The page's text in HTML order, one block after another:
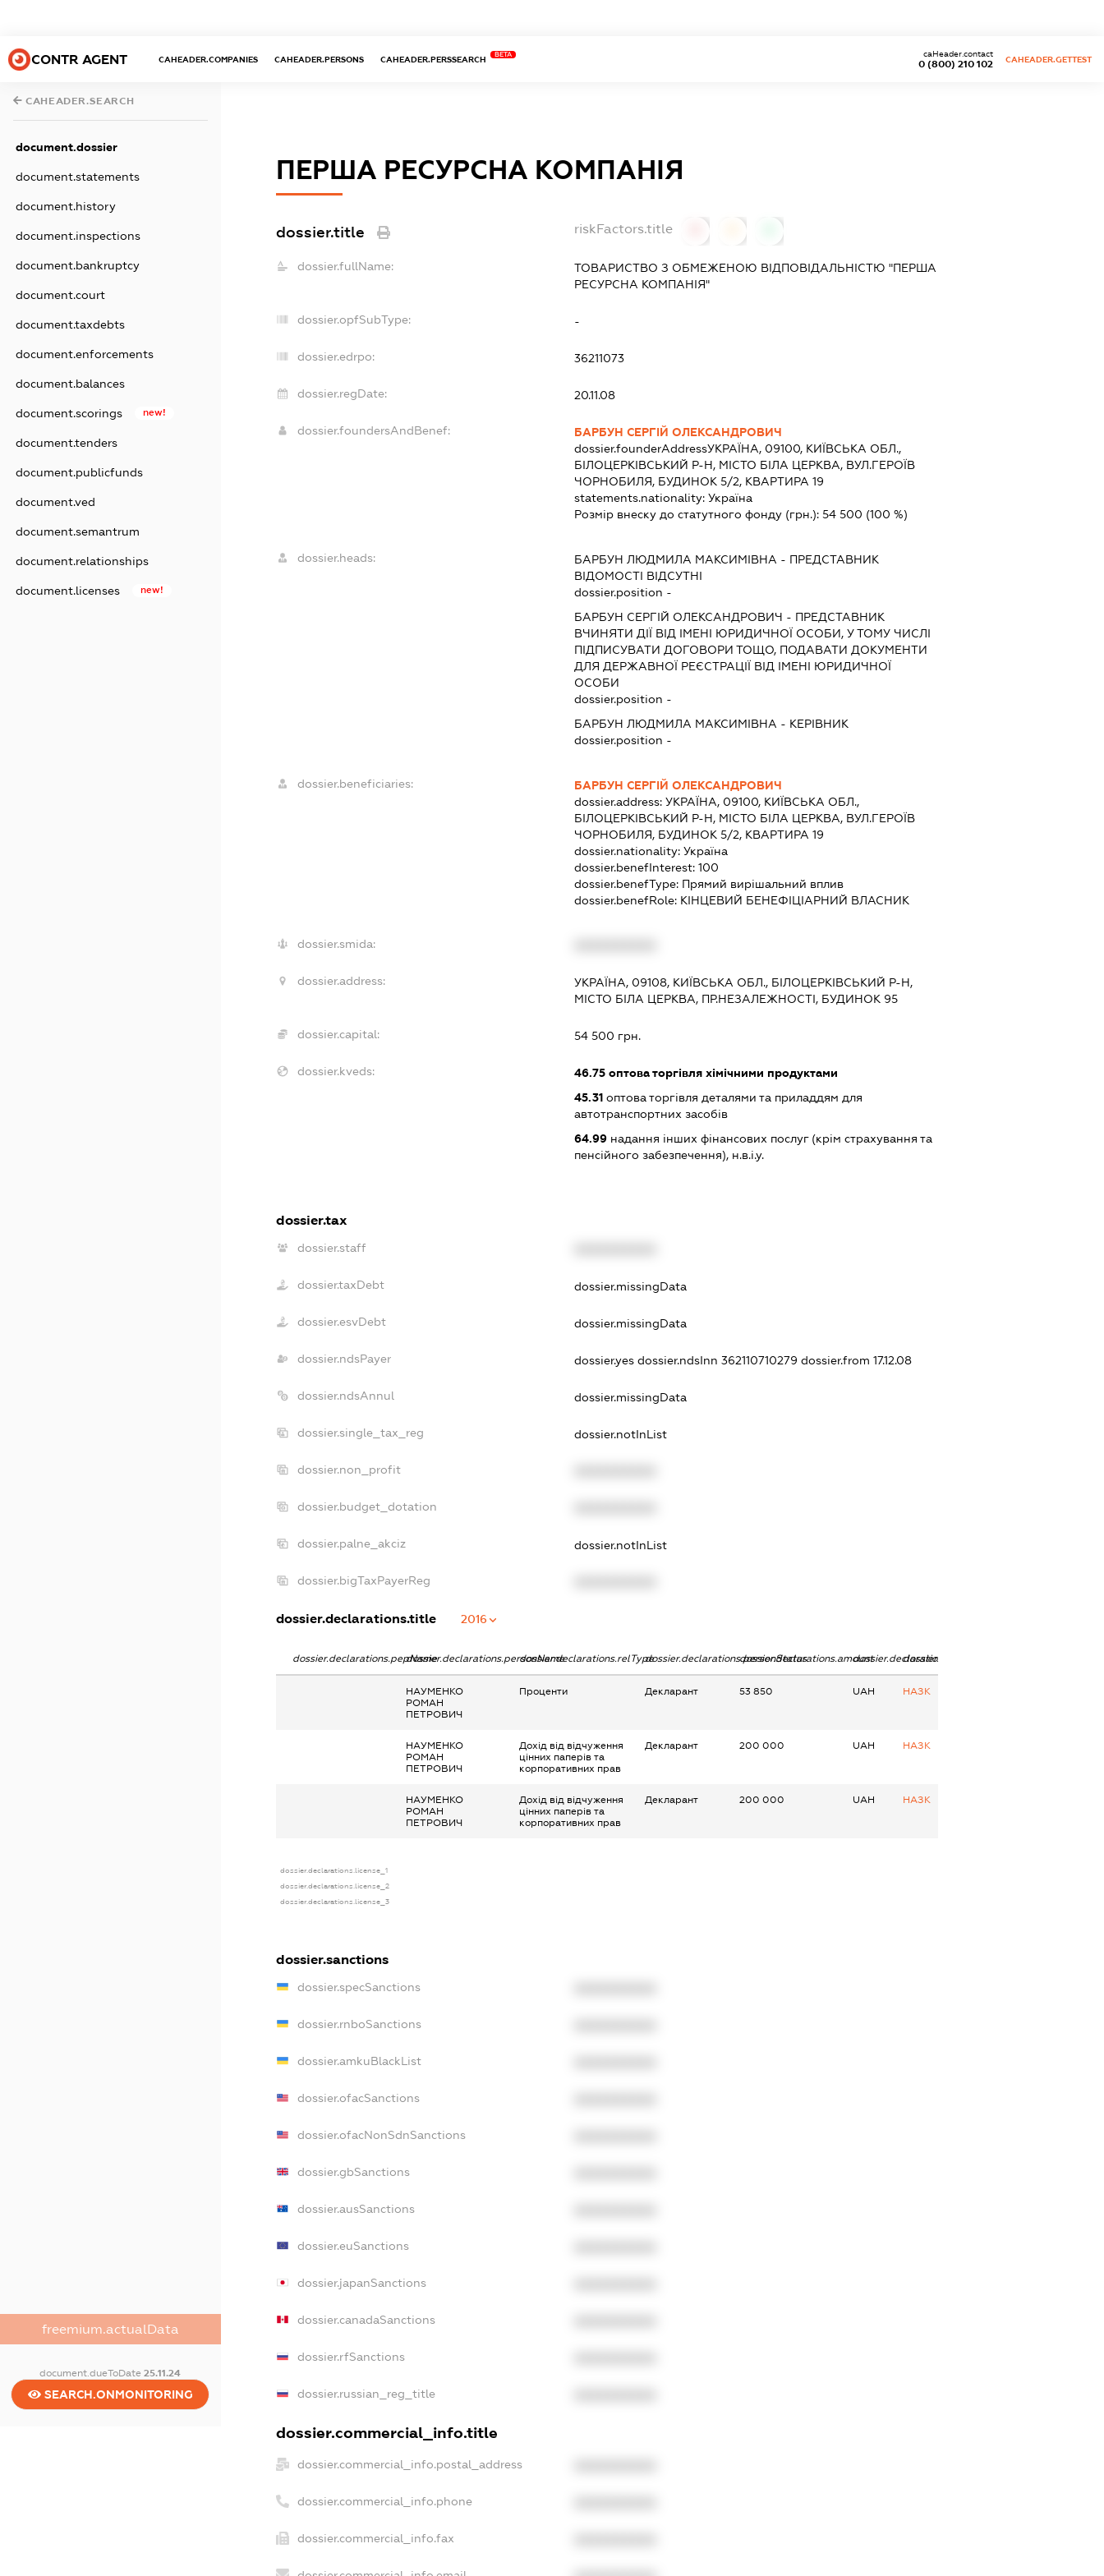
CONTR AGENT CAHEADER.COMPANIES CAHEADER.PERSONS CAHEADER.PERSSEARCH
BETA
0 (800) 210 102
caHeader.contact
CAHEADER.GETTEST
CAHEADER.SEARCH
document.dossier
document.statements
document.history
document.inspections
document.bankruptcy
document.court
document.taxdebts
document.enforcements
document.balances
document.scorings new!
document.tenders
document.publicfunds
document.ved
document.semantrum
document.relationships
document.licenses new!
freemium.actualData
document.dueToDate25.11.24
SEARCH.ONMONITORING
ПЕРША РЕСУРСНА КОМПАНІЯ
dossier.title riskFactors.title
dossier.fullName:
ТОВАРИСТВО З ОБМЕЖЕНОЮ ВІДПОВІДАЛЬНІСТЮ "ПЕРША
РЕСУРСНА КОМПАНІЯ"
dossier.opfSubType: -
dossier.edrpo: 36211073
dossier.regDate: 20.11.08
dossier.foundersAndBenef:
БАРБУН СЕРГІЙ ОЛЕКСАНДРОВИЧ
dossier.founderAddressУКРАЇНА, 09100, КИЇВСЬКА ОБЛ.,
БІЛОЦЕРКІВСЬКИЙ Р-Н, МІСТО БІЛА ЦЕРКВА, ВУЛ.ГЕРОЇВ
ЧОРНОБИЛЯ, БУДИНОК 5/2, КВАРТИРА 19
statements.nationality: Україна
Розмір внеску до статутного фонду (грн.): 54 500 (100 %)
dossier.heads: БАРБУН ЛЮДМИЛА МАКСИМІВНА - ПРЕДСТАВНИК
ВІДОМОСТІ ВІДСУТНІ
dossier.position -
БАРБУН СЕРГІЙ ОЛЕКСАНДРОВИЧ - ПРЕДСТАВНИК
ВЧИНЯТИ ДІЇ ВІД ІМЕНІ ЮРИДИЧНОЇ ОСОБИ, У ТОМУ ЧИСЛІ
ПІДПИСУВАТИ ДОГОВОРИ ТОЩО, ПОДАВАТИ ДОКУМЕНТИ
ДЛЯ ДЕРЖАВНОЇ РЕЄСТРАЦІЇ ВІД ІМЕНІ ЮРИДИЧНОЇ
ОСОБИ
dossier.position -
БАРБУН ЛЮДМИЛА МАКСИМІВНА - КЕРІВНИК
dossier.position -
dossier.beneficiaries:
БАРБУН СЕРГІЙ ОЛЕКСАНДРОВИЧ
dossier.address: УКРАЇНА, 09100, КИЇВСЬКА ОБЛ.,
БІЛОЦЕРКІВСЬКИЙ Р-Н, МІСТО БІЛА ЦЕРКВА, ВУЛ.ГЕРОЇВ
ЧОРНОБИЛЯ, БУДИНОК 5/2, КВАРТИРА 19
dossier.nationality: Україна
dossier.benefInterest: 100
dossier.benefType: Прямий вирішальний вплив
dossier.benefRole: КІНЦЕВИЙ БЕНЕФІЦІАРНИЙ ВЛАСНИК
dossier.smida:
dossier.address:
УКРАЇНА, 09108, КИЇВСЬКА ОБЛ., БІЛОЦЕРКІВСЬКИЙ Р-Н,
МІСТО БІЛА ЦЕРКВА, ПР.НЕЗАЛЕЖНОСТІ, БУДИНОК 95
dossier.capital: 54 500 грн.
dossier.kveds: 46.75оптова торгівля хімічними продуктами
45.31оптова торгівля деталями та приладдям для
автотранспортних засобів
64.99надання інших фінансових послуг (крім страхування та
пенсійного забезпечення), н.в.і.у.
dossier.tax
dossier.staff
dossier.taxDebt dossier.missingData
dossier.esvDebt dossier.missingData
dossier.ndsPayer dossier.yes dossier.ndsInn 362110710279 dossier.from 17.12.08
dossier.ndsAnnul dossier.missingData
dossier.single_tax_reg dossier.notInList
dossier.non_profit
dossier.budget_dotation
dossier.palne_akciz dossier.notInList
dossier.bigTaxPayerReg
dossier.declarations.title 2016
dossier.declarations.pepNamedossier.declarations.personNamedossier.declarations.relTypedossier.declarations.personStatusdossier.declarations.amountdossier.declarations.currency
dossier.declarations.source
НАУМЕНКО
РОМАН
ПЕТРОВИЧ
Проценти Декларант 53 850 UAH НАЗК
НАУМЕНКО
РОМАН
ПЕТРОВИЧ
Дохід від відчуження
цінних паперів та
корпоративних прав
Декларант 200 000 UAH НАЗК
НАУМЕНКО
РОМАН
ПЕТРОВИЧ
Дохід від відчуження
цінних паперів та
корпоративних прав
Декларант 200 000 UAH НАЗК
dossier.declarations.license_1
dossier.declarations.license_2
dossier.declarations.license_3
dossier.sanctions
dossier.specSanctions
dossier.rnboSanctions
dossier.amkuBlackList
dossier.ofacSanctions
dossier.ofacNonSdnSanctions
dossier.gbSanctions
dossier.ausSanctions
dossier.euSanctions
dossier.japanSanctions
dossier.canadaSanctions
dossier.rfSanctions
dossier.russian_reg_title
dossier.commercial_info.title
dossier.commercial_info.postal_address
dossier.commercial_info.phone
dossier.commercial_info.fax